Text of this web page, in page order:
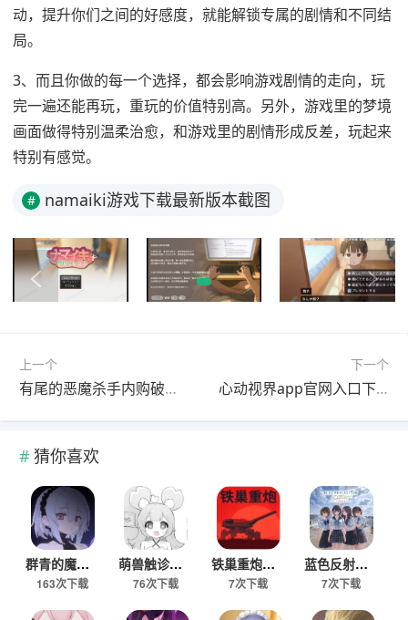
动，提升你们之间的好感度，就能解锁专属的剧情和不同结
局。
3、而且你做的每一个选择，都会影响游戏剧情的走向，玩
完一遍还能再玩，重玩的价值特别高。另外，游戏里的梦境
画面做得特别温柔治愈，和游戏里的剧情形成反差，玩起来
特别有感觉。
# namaiki游戏下载最新版本截图
上一个
有尾的恶魔杀手内购破解版
下一个
心动视界app官网入口下载安装
猜你喜欢
群青的魔女安卓汉化移植直装版
163次下载
萌兽触诊游戏安装包免费下载
76次下载
铁巢重炮手机版下载入口
7次下载
蓝色反射少女们的奇迹中文版
7次下载